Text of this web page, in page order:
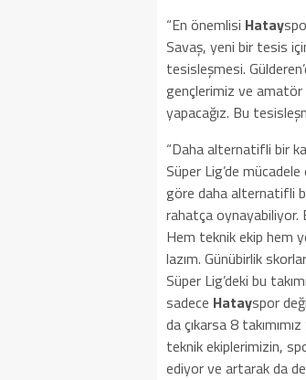
“En önemlisi Hatay
Savaş, yeni bir tesis
tesisleşmesi.
gençlerimiz ve amatör
yapacağız. Bu
“Daha alternatifli bir
Süper Lig’de
göre daha alternatifli
rahatça oynayabiliyor.
Hem teknik ekip hem
lazım. Günübirlik
Süper Lig’deki bu
sadece Hatayspor
da çıkarsa 8
teknik ekiplerimizin,
ediyor ve artarak da